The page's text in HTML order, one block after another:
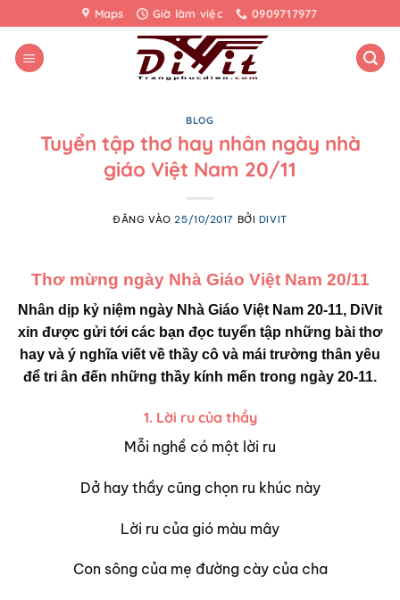
qua
nội
dung
Maps Giờ làm việc 0909717977
BLOG
Tuyển tập thơ hay nhân ngày nhà
giáo Việt Nam 20/11
ĐĂNG VÀO 25/10/2017 BỞI DIVIT
Thơ mừng ngày Nhà Giáo Việt Nam 20/11
Nhân dịp kỷ niệm ngày Nhà Giáo Việt Nam 20-11, DiVit
xin được gửi tới các bạn đọc tuyển tập những bài thơ
hay và ý nghĩa viết về thầy cô và mái trường thân yêu
để tri ân đến những thầy kính mến trong ngày 20-11.
1. Lời ru của thầy
Mỗi nghề có một lời ru
Dở hay thầy cũng chọn ru khúc này
Lời ru của gió màu mây
Con sông của mẹ đường cày của cha